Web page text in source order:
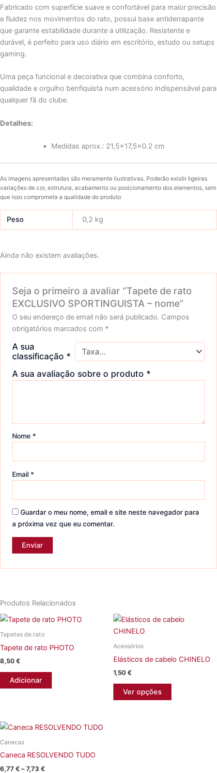
Fabricado com superfície suave e confortável para maior precisão
e fluidez nos movimentos do rato, possui base antiderrapante
que garante estabilidade durante a utilização. Resistente e
durável, é perfeito para uso diário em escritório, estudo ou setups
gaming.
Uma peça funcional e decorativa que combina conforto,
qualidade e orgulho benfiquista num acessório indispensável para
qualquer fã do clube.
Detalhes:
Medidas aprox.: 21,5×17,5×0.2 cm
As imagens apresentadas são meramente ilustrativas. Poderão existir ligeiras
variações de cor, estrutura, acabamento ou posicionamento dos elementos, sem
que isso comprometa a qualidade do produto
Peso 0,2 kg
Ainda não existem avaliações.
Seja o primeiro a avaliar “Tapete de rato
EXCLUSIVO SPORTINGUISTA – nome”
O seu endereço de email não será publicado. Campos
obrigatórios marcados com *
A sua
classificação *
A sua avaliação sobre o produto *
Nome *
Email *
Guardar o meu nome, email e site neste navegador para
a próxima vez que eu comentar.
Produtos Relacionados
Tapetes de rato
Tapete de rato PHOTO
8,50€
Adicionar
Acessórios
Elásticos de cabelo CHINELO
1,50€
Ver opções
This
Canecas
Caneca RESOLVENDO TUDO
6,77€ –7,73 €